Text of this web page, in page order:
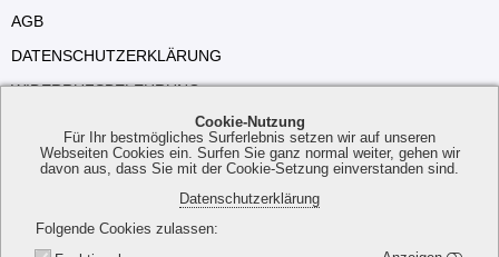
Cookie-Nutzung
Für Ihr bestmögliches Surferlebnis setzen wir auf unseren
Webseiten Cookies ein. Surfen Sie ganz normal weiter, gehen wir
davon aus, dass Sie mit der Cookie-Setzung einverstanden sind.
Datenschutzerklärung
Folgende Cookies zulassen
AGB
DATENSCHUTZERKLÄRUNG
WIDERRUFSBELEHRUNG